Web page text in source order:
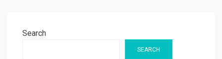
Search
SEARCH